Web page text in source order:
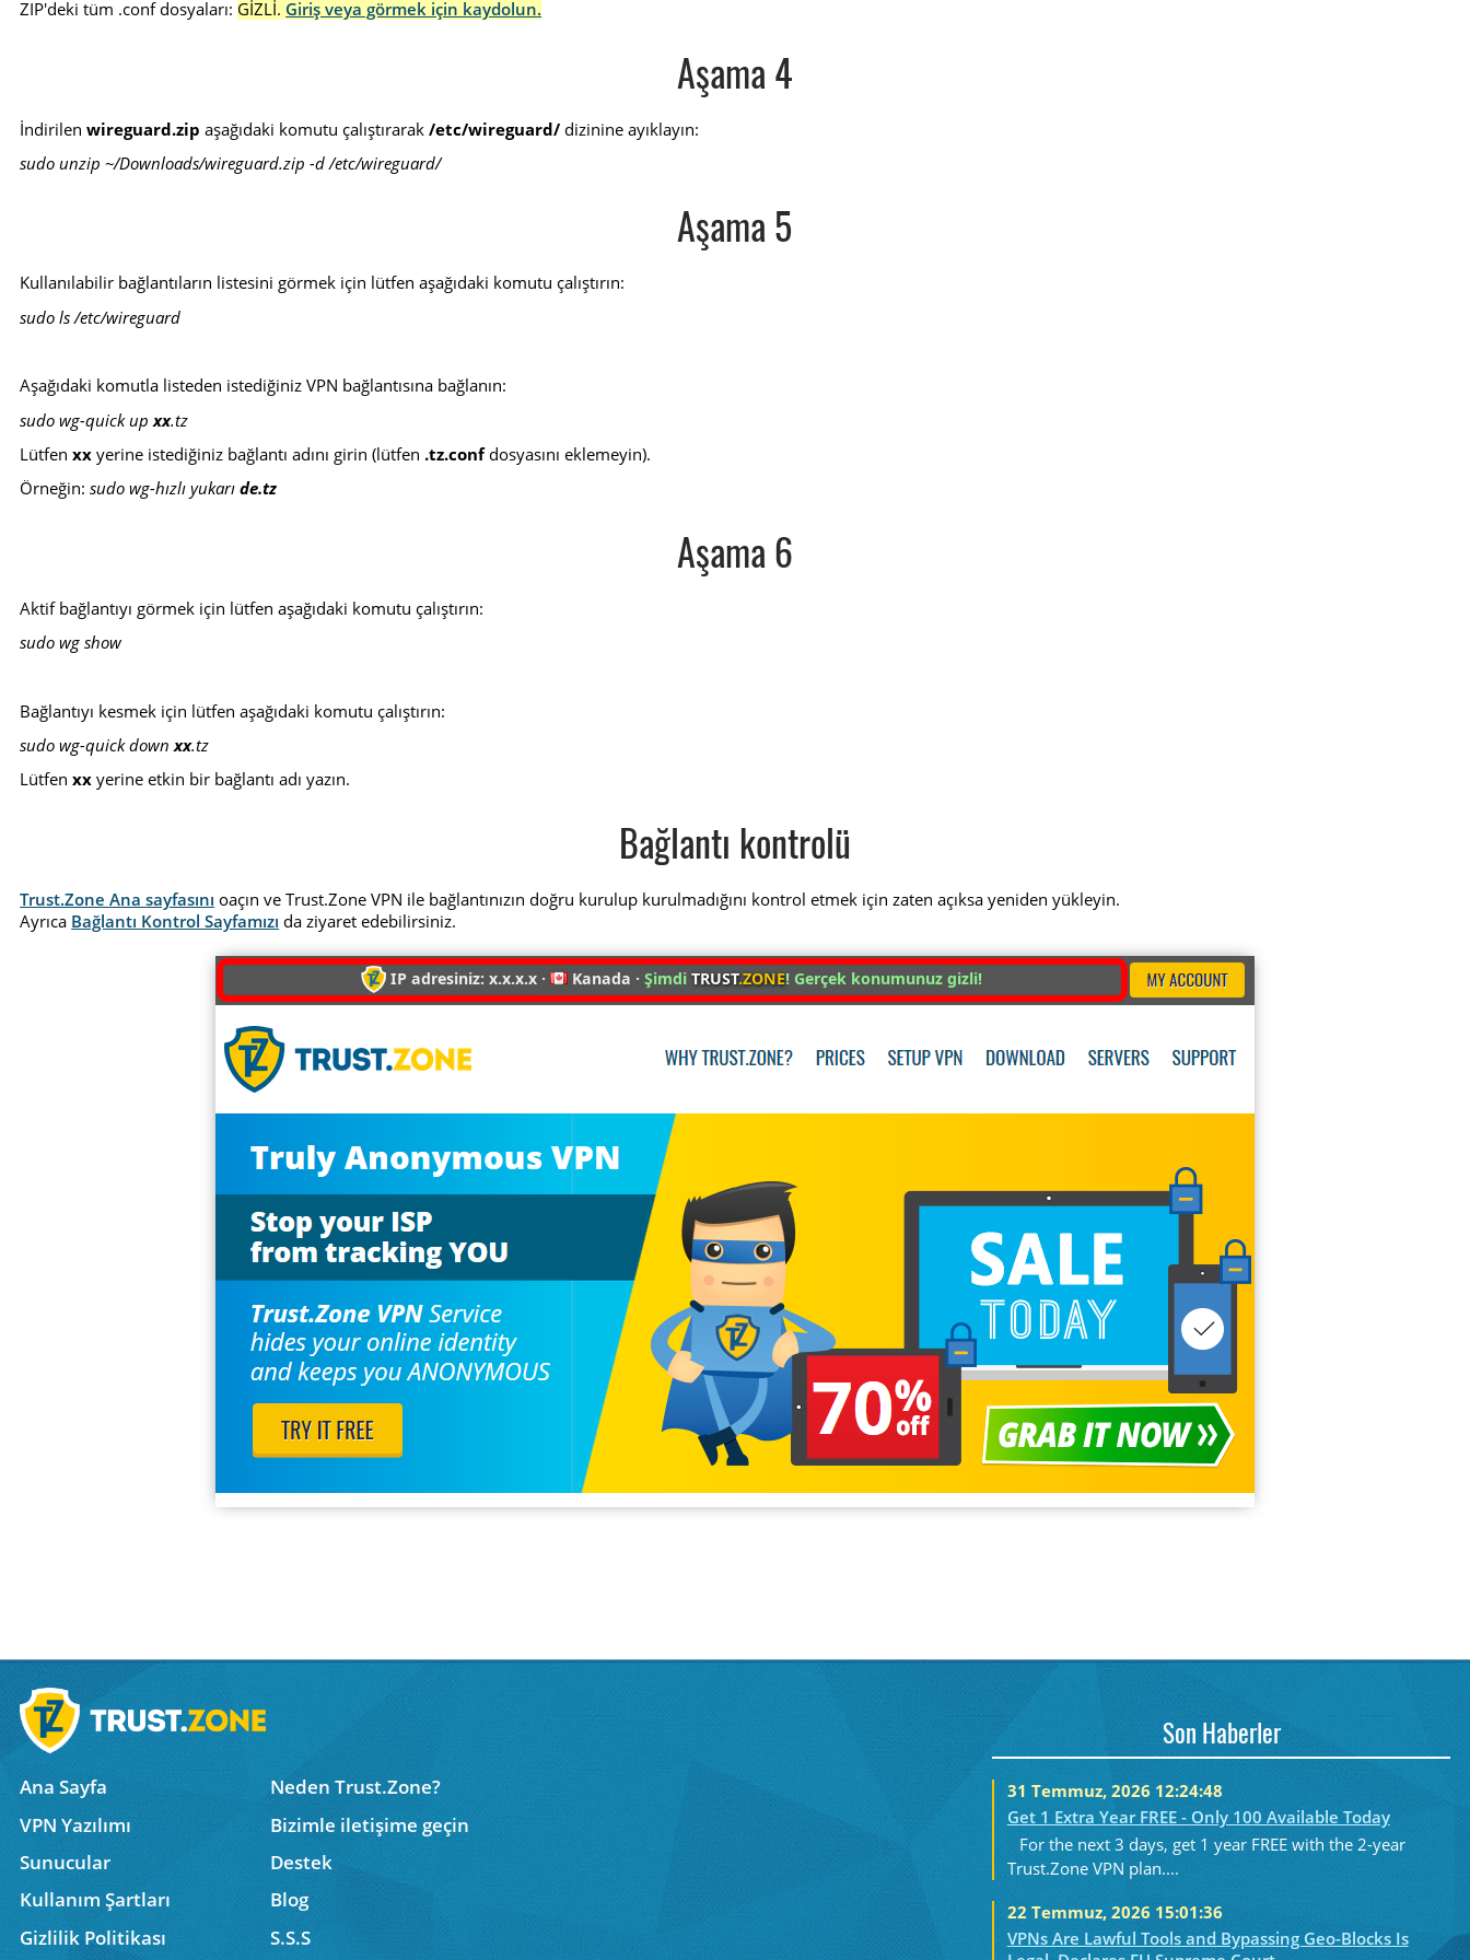
ZIP'deki tüm .conf dosyaları: GİZLİ. Giriş veya görmek için kaydolun.
Aşama 4
İndirilenwireguard.zip aşağıdaki komutu çalıştırarak/etc/wireguard/ dizinine ayıklayın:
sudo unzip ~/Downloads/wireguard.zip -d /etc/wireguard/
Aşama 5
Kullanılabilir bağlantıların listesini görmek için lütfen aşağıdaki komutu çalıştırın:
sudo ls /etc/wireguard
Aşağıdaki komutla listeden istediğiniz VPN bağlantısına bağlanın:
sudo wg-quick upxx.tz
Lütfenxx yerine istediğiniz bağlantı adını girin (lütfen .tz.confdosyasını eklemeyin).
Örneğin:sudo wg-hızlı yukarıde.tz
Aşama 6
Aktif bağlantıyı görmek için lütfen aşağıdaki komutu çalıştırın:
sudo wg show
Bağlantıyı kesmek için lütfen aşağıdaki komutu çalıştırın:
sudo wg-quick downxx.tz
Lütfenxx yerine etkin bir bağlantı adı yazın.
Bağlantı kontrolü
Trust.Zone Ana sayfasını oaçın ve Trust.Zone VPN ile bağlantınızın doğru kurulup kurulmadığını kontrol etmek için zaten açıksa yeniden yükleyin.
Ayrıca Bağlantı Kontrol Sayfamızı da ziyaret edebilirsiniz.
IP adresiniz: x.x.x.x · Kanada · Şimdi TRUST.ZONE! Gerçek konumunuz gizli!
Ana Sayfa
Neden Trust.Zone?
VPN Yazılımı
Bizimle iletişime geçin
Sunucular
Destek
Kullanım Şartları
Blog
Gizlilik Politikası
S.S.S
Son Haberler
31 Temmuz, 2026 12:24:48
Get 1 Extra Year FREE - Only 100 Available Today
For the next 3 days, get 1 year FREE with the 2-year
Trust.Zone VPN plan....
22 Temmuz, 2026 15:01:36
VPNs Are Lawful Tools and Bypassing Geo-Blocks Is